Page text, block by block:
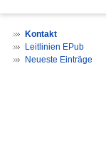
Kontakt
Leitlinien EPub
Neueste Einträge